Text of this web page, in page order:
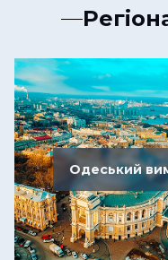
Одеський